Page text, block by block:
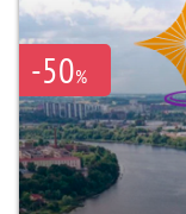
-50%